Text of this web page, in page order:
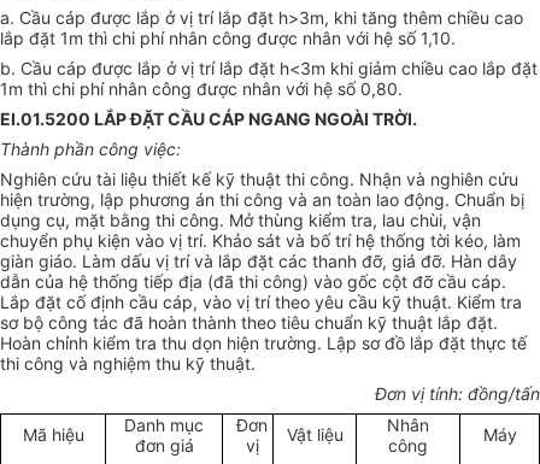
a. Cầu cáp được lắp ở vị trí lắp đặt h>3m, khi tăng thêm chiều cao
lắp đặt 1m thì chi phí nhân công được nhân với hệ số 1,10.
b. Cầu cáp được lắp ở vị trí lắp đặt h<3m khi giảm chiều cao lắp đặt
1m thì chi phí nhân công được nhân với hệ số 0,80.
EI.01.5200 LẮP ĐẶT CẦU CÁP NGANG NGOÀI TRỜI.
Thành phần công việc:
Nghiên cứu tài liệu thiết kế kỹ thuật thi công. Nhận và nghiên cứu
hiện trường, lập phương án thi công và an toàn lao động. Chuẩn bị
dụng cụ, mặt bằng thi công. Mở thùng kiểm tra, lau chùi, vận
chuyển phụ kiện vào vị trí. Khảo sát và bố trí hệ thống tời kéo, làm
giàn giáo. Làm dấu vị trí và lắp đặt các thanh đỡ, giá đỡ. Hàn dây
dẫn của hệ thống tiếp địa (đã thi công) vào gốc cột đỡ cầu cáp.
Lắp đặt cố định cầu cáp, vào vị trí theo yêu cầu kỹ thuật. Kiểm tra
sơ bộ công tác đã hoàn thành theo tiêu chuẩn kỹ thuật lắp đặt.
Hoàn chỉnh kiểm tra thu dọn hiện trường. Lập sơ đồ lắp đặt thực tế
thi công và nghiệm thu kỹ thuật.
Đơn vị tính: đồng/tấn
Mã hiệu
Danh mục
đơn giá
Đơn
vị
Vật liệu
Nhân
công
Máy